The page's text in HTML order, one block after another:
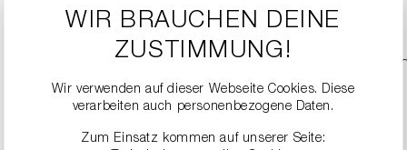
WIR BRAUCHEN DEINE
ZUSTIMMUNG!
Wir verwenden auf dieser Webseite Cookies. Diese
verarbeiten auch personenbezogene Daten.
Zum Einsatz kommen auf unserer Seite: